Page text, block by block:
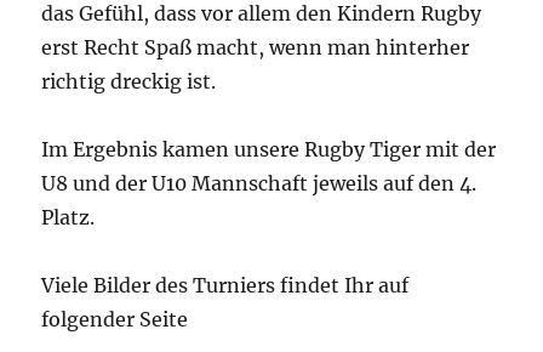
das Gefühl, dass vor allem den Kindern Rugby
erst Recht Spaß macht, wenn man hinterher
richtig dreckig ist.
Im Ergebnis kamen unsere Rugby Tiger mit der
U8 und der U10 Mannschaft jeweils auf den 4.
Platz.
Viele Bilder des Turniers findet Ihr auf
folgender Seite